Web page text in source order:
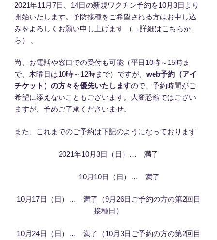
2021年11月7日、14日の新規ワクチン予約を10月3日より
開始いたします。予防接種をご希望される方はお申し込
みをよろしくお願い申し上げます （ →詳細はこちらか
ら ） 。
尚、お電話や窓口での受付も可能（平日10時～15時ま
で、木曜日は10時～12時まで）ですが、 web予約（アイ
チケット）の方々を優先いたしますので、予約時間がご
希望に添えないこともございます。大変恐縮ではござい
ますが、予めご了承くださいませ。
また、これまでのご予約は下記のようになっております
2021年10月3日（日）… 満了
10月10日（日）… 満了
10月17日（日）… 満了（9月26日ご予約の方の第2回目
接種日）
10月24日（日）… 満了（10月3日ご予約の方の第2回目